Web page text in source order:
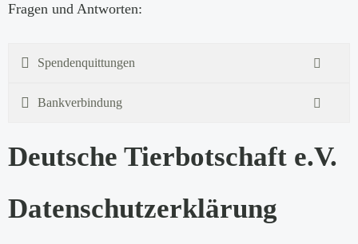
Fragen und Antworten:
Spendenquittungen
Bankverbindung
Deutsche Tierbotschaft e.V.
Datenschutzerklärung